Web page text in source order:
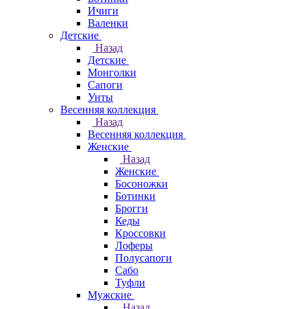
Ичиги
Валенки
Детские
Назад
Детские
Монголки
Сапоги
Унты
Весенняя коллекция
Назад
Весенняя коллекция
Женские
Назад
Женские
Босоножки
Ботинки
Брогги
Кеды
Кроссовки
Лоферы
Полусапоги
Сабо
Туфли
Мужские